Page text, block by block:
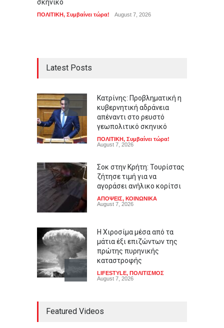
σκηνικό
ΠΟΛΙΤΙΚΗ, Συμβαίνει τώρα! August 7, 2026
Latest Posts
Κατρίνης: Προβληματική η
κυβερνητική αδράνεια
απέναντι στο ρευστό
γεωπολιτικό σκηνικό
ΠΟΛΙΤΙΚΗ, Συμβαίνει τώρα!
August 7, 2026
Σοκ στην Κρήτη: Τουρίστας
ζήτησε τιμή για να
αγοράσει ανήλικο κορίτσι
ΑΠΟΨΕΙΣ, ΚΟΙΝΩΝΙΚΑ
August 7, 2026
Η Χιροσίμα μέσα από τα
μάτια έξι επιζώντων της
πρώτης πυρηνικής
καταστροφής
LIFESTYLE, ΠΟΛΙΤΙΣΜΟΣ
August 7, 2026
Τεχνητή Νοημοσύνη: Είναι
Featured Videos